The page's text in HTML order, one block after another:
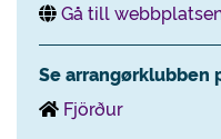
Gå till
Se arrangørklubben
Fjörður